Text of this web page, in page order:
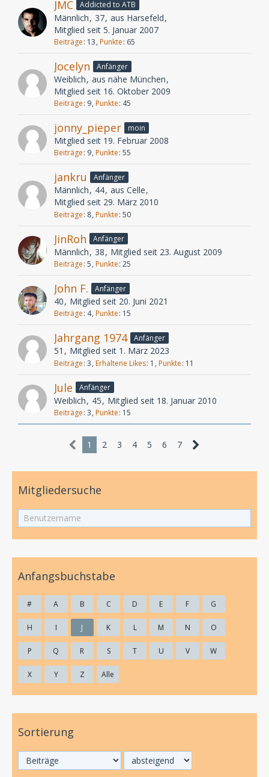
JMC Addicted to ATB
Männlich 37 aus Harsefeld
Mitglied seit 5. Januar 2007
Beiträge 13 Punkte 65
Jocelyn Anfänger
Weiblich aus nähe München
Mitglied seit 16. Oktober 2009
Beiträge 9 Punkte 45
jonny_pieper moin
Mitglied seit 19. Februar 2008
Beiträge 9 Punkte 55
jankru Anfänger
Männlich 44 aus Celle
Mitglied seit 29. März 2010
Beiträge 8 Punkte 50
JinRoh Anfänger
Männlich 38 Mitglied seit 23. August 2009
Beiträge 5 Punkte 25
John F. Anfänger
40 Mitglied seit 20. Juni 2021
Beiträge 4 Punkte 15
Jahrgang 1974 Anfänger
51 Mitglied seit 1. März 2023
Beiträge 3 Erhaltene Likes 1 Punkte 11
Jule Anfänger
Weiblich 45 Mitglied seit 18. Januar 2010
Beiträge 3 Punkte 15
1 2 3 4 5 6 7
Mitgliedersuche
Anfangsbuchstabe
# A B C D E F G
H I J K L M N O
P Q R S T U V W
X Y Z Alle
Sortierung